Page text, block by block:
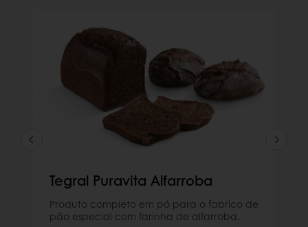
Tegral Puravita Alfarroba
Produto completo em pó para o fabrico de
pão especial com farinha de alfarroba.